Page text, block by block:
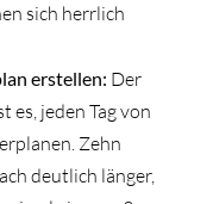
sich herrlich
erstellen: Der
es, jeden Tag von
Zehn
deutlich länger,